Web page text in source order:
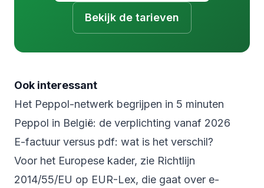
Bekijk de tarieven
Ook interessant
Het Peppol-netwerk begrijpen in 5 minuten
Peppol in België: de verplichting vanaf 2026
E-factuur versus pdf: wat is het verschil?
Voor het Europese kader, zie Richtlijn
2014/55/EU op EUR-Lex, die gaat over e-